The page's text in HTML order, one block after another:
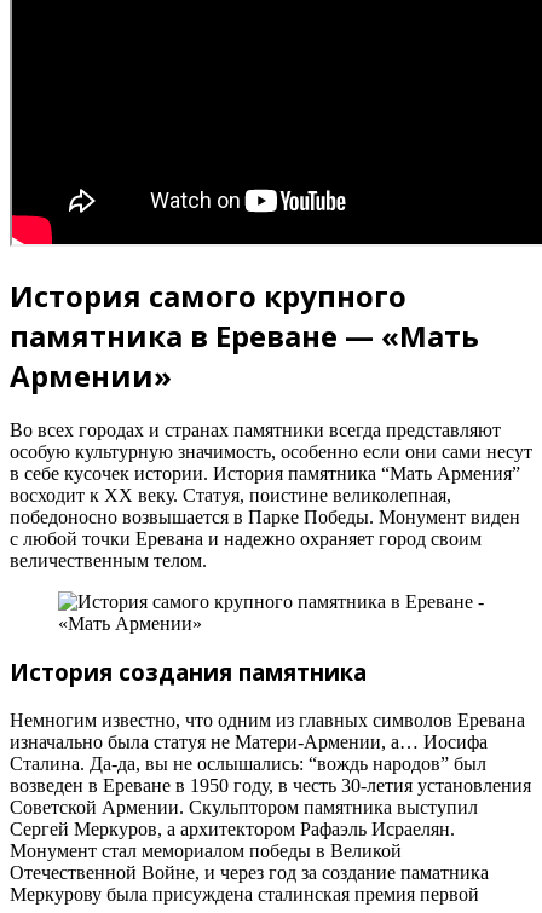
История самого крупного
памятника в Ереване — «Мать
Армении»
Во всех городах и странах памятники всегда представляют
особую культурную значимость, особенно если они сами несут
в себе кусочек истории. История памятника “Мать Армения”
восходит к XX веку. Статуя, поистине великолепная,
победоносно возвышается в Парке Победы. Монумент виден
с любой точки Еревана и надежно охраняет город своим
величественным телом.
История создания памятника
Немногим известно, что одним из главных символов Еревана
изначально была статуя не Матери-Армении, а… Иосифа
Сталина. Да-да, вы не ослышались: “вождь народов” был
возведен в Ереване в 1950 году, в честь 30-летия установления
Советской Армении. Скульптором памятника выступил
Сергей Меркуров, а архитектором Рафаэль Исраелян.
Монумент стал мемориалом победы в Великой
Отечественной Войне, и через год за создание паматника
Меркурову была присуждена сталинская премия первой